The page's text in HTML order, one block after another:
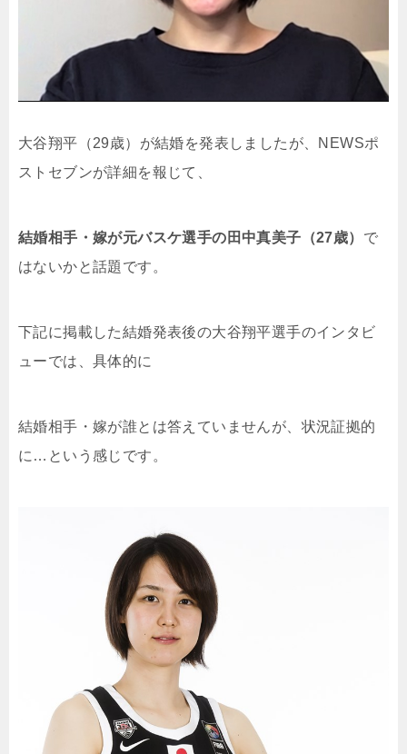
大谷翔平（29歳）が結婚を発表しましたが、NEWSポ
ストセブンが詳細を報じて、
結婚相手・嫁が元バスケ選手の 田中真美子（27歳） で
はないかと話題です。
下記に掲載した結婚発表後の大谷翔平選手のインタビ
ューでは、具体的に
結婚相手・嫁が誰とは答えていませんが、状況証拠的
に…という感じです。